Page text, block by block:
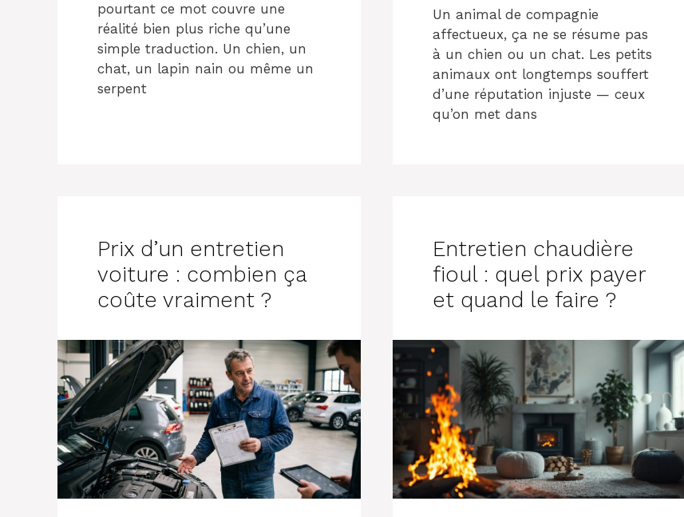
pourtant ce mot couvre une
réalité bien plus riche qu’une
simple traduction. Un chien, un
chat, un lapin nain ou même un
serpent
Un animal de compagnie
affectueux, ça ne se résume pas
à un chien ou un chat. Les petits
animaux ont longtemps souffert
d’une réputation injuste — ceux
qu’on met dans
Prix d’un entretien
voiture : combien ça
coûte vraiment ?
Entretien chaudière
fioul : quel prix payer
et quand le faire ?